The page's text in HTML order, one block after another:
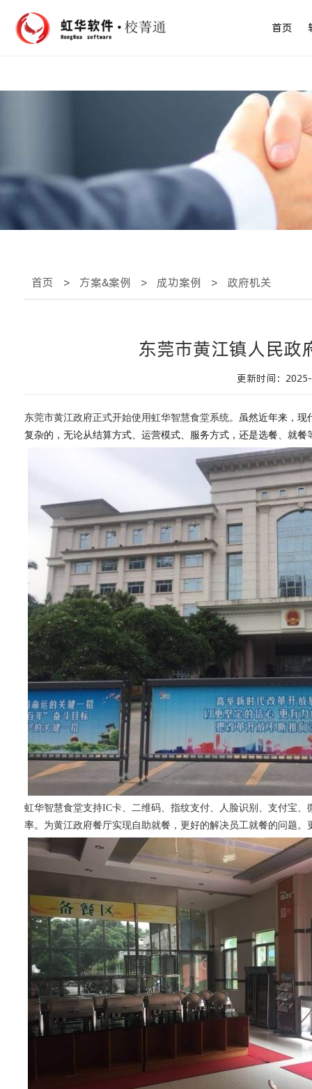
首页
首页 > 方案&案例 > 成功案例 > 政府机关
东莞市黄江镇人民政
更新时间：
东莞市黄江政府正式开始使用虹华智慧食堂系统。 虽然近年来，现
复杂的， 无论从结算方式、运营模式、服务方式，还是选餐、就
虹华智慧食堂支持IC卡、二维码、指纹支付、人脸识别、支付宝、
率。 为黄江政府餐厅实现自助就餐，更好的解决员工就餐的问题。